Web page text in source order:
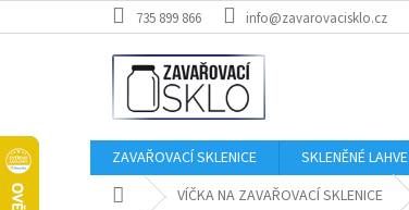
na
735 899 866 info@zavarovacisklo.cz
ZAVAŘOVACÍ SKLENICE SKLENĚNÉ LAHVE
Domů VÍČKA NA ZAVAŘOVACÍ SKLENICE